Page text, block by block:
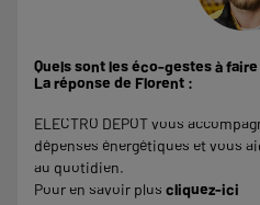
Quels sont les éco-gestes à
La réponse de Florent :
ELECTRO DEPOT vous
dépenses énergétiques et vous
au quotidien.
Pour en savoir plus cliquez-ici